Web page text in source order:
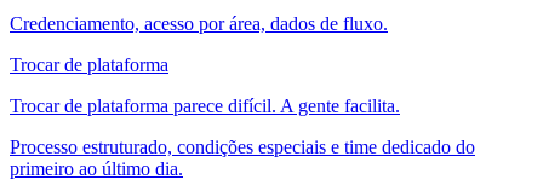
Credenciamento, acesso por área, dados de fluxo.
Trocar de plataforma
Trocar de plataforma parece difícil. A gente facilita.
Processo estruturado, condições especiais e time dedicado do
primeiro ao último dia.